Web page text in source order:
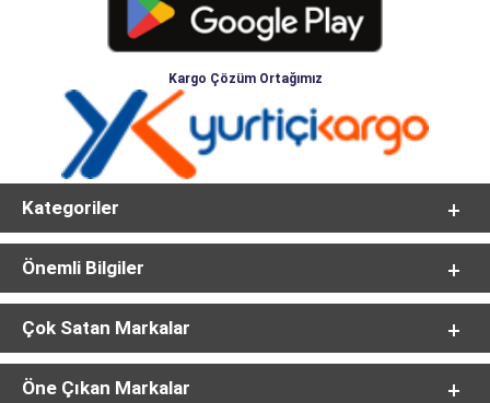
Kargo Çözüm Ortağımız
Kategoriler
Önemli Bilgiler
Çok Satan Markalar
Öne Çıkan Markalar